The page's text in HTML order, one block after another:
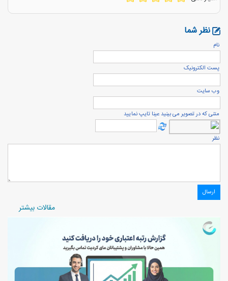
نظر شما
نام
پست الكترونيک
وب سایت
متنی که در تصویر می بینید عینا تایپ نمایید
نظر
مقالات بیشتر